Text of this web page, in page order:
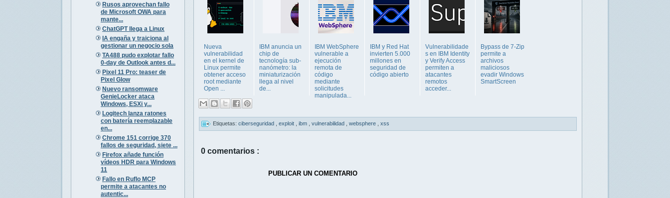
Rusos aprovechan fallo
de Microsoft OWA para
mante...
ChatGPT llega a Linux
IA engaña y traiciona al
gestionar un negocio sola
TA488 pudo explotar fallo
0-day de Outlook antes d...
Pixel 11 Pro: teaser de
Pixel Glow
Nuevo ransomware
GenieLocker ataca
Windows, ESXi y...
Logitech lanza ratones
con batería reemplazable
en...
Chrome 151 corrige 370
fallos de seguridad, siete ...
Firefox añade función
vídeos HDR para Windows
11
Fallo en Ruflo MCP
permite a atacantes no
autentic...
Nueva
vulnerabilidad
en el kernel de
Linux permite
obtener acceso
root mediante
Open ...
IBM anuncia un
chip de
tecnología sub-
nanómetro: la
miniaturización
llega al nivel
de...
IBM WebSphere
vulnerable a
ejecución
remota de
código
mediante
solicitudes
manipulada...
IBM y Red Hat
invierten 5.000
millones en
seguridad de
código abierto
Vulnerabilidade
s en IBM Identity
y Verify Access
permiten a
atacantes
remotos
acceder...
Bypass de 7-Zip
permite a
archivos
maliciosos
evadir Windows
SmartScreen
Etiquetas: ciberseguridad exploit ibm vulnerabilidad websphere xss
0 comentarios :
PUBLICAR UN COMENTARIO